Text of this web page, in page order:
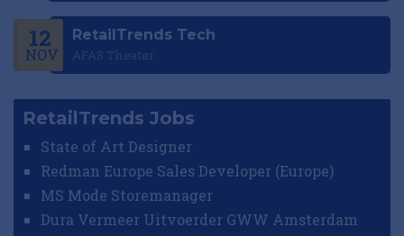
12
NOV
RetailTrends Tech
AFAS Theater
RetailTrends Jobs
State of Art Designer
Redman Europe Sales Developer (Europe)
MS Mode Storemanager
Dura Vermeer Uitvoerder GWW Amsterdam